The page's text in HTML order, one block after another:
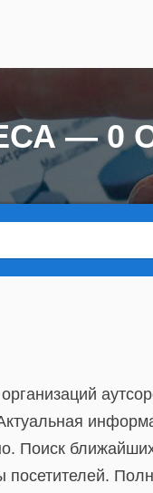
— 0
Поиск
посетителей.